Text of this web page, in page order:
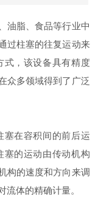
油脂、食品等行业中
过柱塞的往复运动来
式，该设备具有精度
众多领域得到了广泛
在容积间的前后运
塞的运动由传动机构
构的速度和方向来调
流体的精确计量。